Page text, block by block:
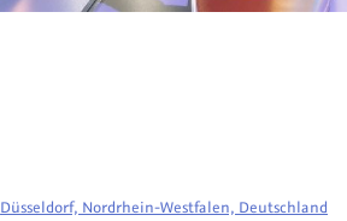
Düsseldorf, Nordrhein-Westfalen, Deutschland